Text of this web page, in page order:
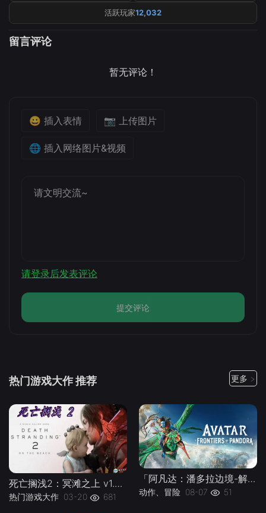
活跃玩家12,032
留言评论
暂无评论！
😀 插入表情 📷 上传图片
🌐 插入网络图片&视频
请登录后发表评论
提交评论
热门游戏大作 推荐 更多 >
死亡搁浅2：冥滩之上 v1.0.46.0--游戏本体-绿色免安装-解压即玩~
热门游戏大作 03-20 681
「阿凡达：潘多拉边境-解压即玩版 Build.22429549」中文|手柄|容量147G -下载-游戏本体-绿色免安装-解压即玩~
动作、冒险 08-07 51